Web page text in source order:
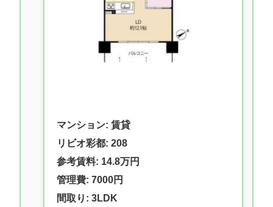
マンション: 賃貸
リビオ彩都: 208
参考賃料: 14.8万円
管理費: 7000円
間取り: 3LDK